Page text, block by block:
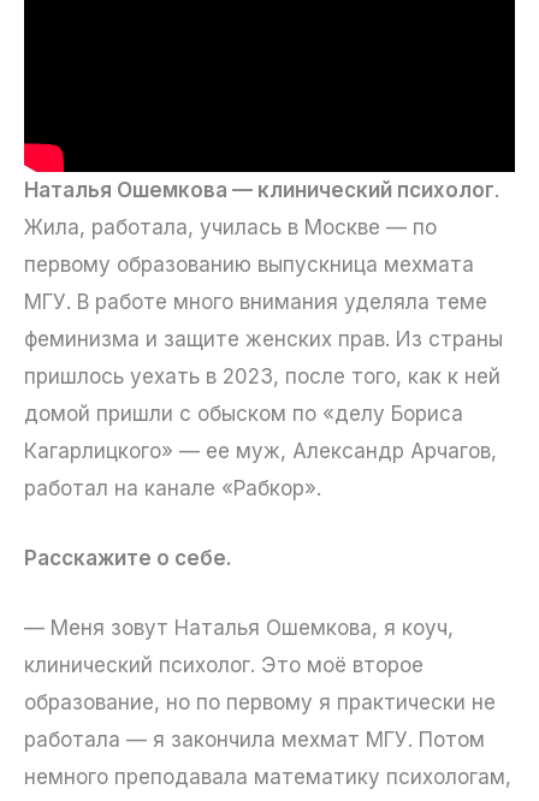
Наталья Ошемкова — клинический психолог.
Жила, работала, училась в Москве — по
первому образованию выпускница мехмата
МГУ. В работе много внимания уделяла теме
феминизма и защите женских прав. Из страны
пришлось уехать в 2023, после того, как к ней
домой пришли с обыском по «делу Бориса
Кагарлицкого» — ее муж, Александр Арчагов,
работал на канале «Рабкор».
Расскажите о себе.
— Меня зовут Наталья Ошемкова, я коуч,
клинический психолог. Это моё второе
образование, но по первому я практически не
работала — я закончила мехмат МГУ. Потом
немного преподавала математику психологам,